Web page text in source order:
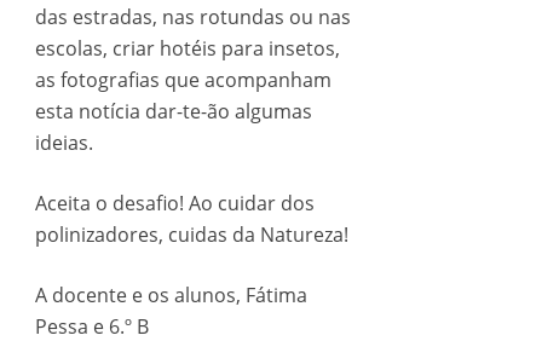
das estradas, nas rotundas ou nas
escolas, criar hotéis para insetos,
as fotografias que acompanham
esta notícia dar-te-ão algumas
ideias.
Aceita o desafio! Ao cuidar dos
polinizadores, cuidas da Natureza!
A docente e os alunos, Fátima
Pessa e 6.º B